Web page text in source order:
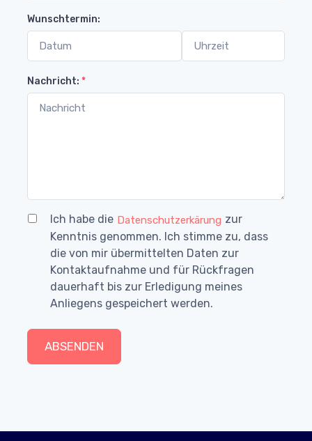
Wunschtermin:
Nachricht: *
Ich habe die Datenschutzerkärung zur
Kenntnis genommen. Ich stimme zu, dass
die von mir übermittelten Daten zur
Kontaktaufnahme und für Rückfragen
dauerhaft bis zur Erledigung meines
Anliegens gespeichert werden.
ABSENDEN